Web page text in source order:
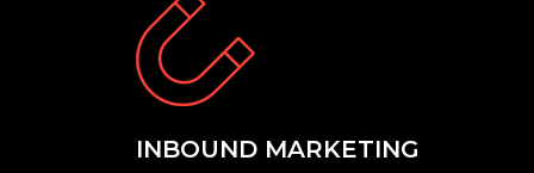
INBOUND MARKETING